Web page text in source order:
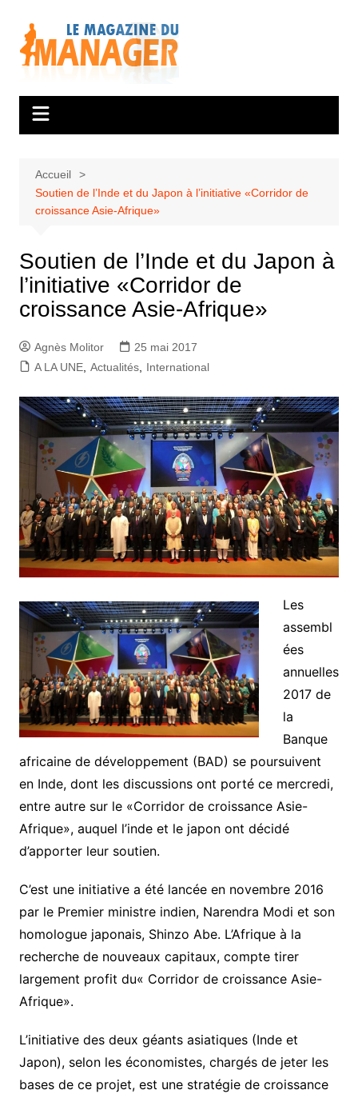
contenu
Accueil
Soutien de l’Inde et du Japon à l’initiative «Corridor de
croissance Asie-Afrique»
Soutien de l’Inde et du Japon à
l’initiative «Corridor de
croissance Asie-Afrique»
Agnès Molitor
25 mai 2017
A LA UNE, Actualités, International
Les
assembl
ées
annuelles
2017 de
la
Banque
africaine de développement (BAD) se poursuivent
en Inde, dont les discussions ont porté ce mercredi,
entre autre sur le «Corridor de croissance Asie-
Afrique», auquel l’inde et le japon ont décidé
d’apporter leur soutien.
C’est une initiative a été lancée en novembre 2016
par le Premier ministre indien, Narendra Modi et son
homologue japonais, Shinzo Abe. L’Afrique à la
recherche de nouveaux capitaux, compte tirer
largement profit du« Corridor de croissance Asie-
Afrique».
L’initiative des deux géants asiatiques (Inde et
Japon), selon les économistes, chargés de jeter les
bases de ce projet, est une stratégie de croissance